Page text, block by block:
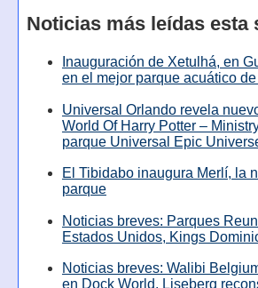
Noticias más leídas esta
Inauguración de Xetulhá, en
en el mejor parque acuático
Universal Orlando revela
World Of Harry Potter –
parque Universal Epic
El Tibidabo inaugura Merlí, la
parque
Noticias breves: Parques
Estados Unidos, Kings
Noticias breves: Walibi
en Dock World, Liseberg